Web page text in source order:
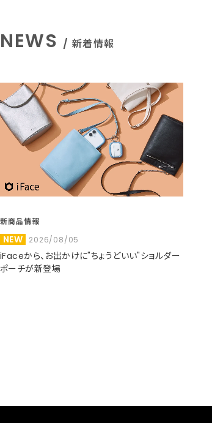
NEWS / 新着情報
新商品情報
NEW 2026/08/05
iFaceから、お出かけに"ちょうどいい"ショルダー
ポーチが新登場